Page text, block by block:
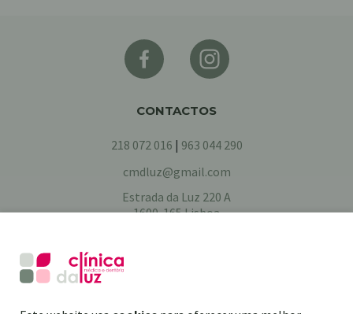
CONTACTOS
218 072 016 | 963 044 290
cmdluz@gmail.com
Estrada da Luz 220 A
1600-165 Lisboa
2ª feira a 6ª feira, 8h30 - 20h30